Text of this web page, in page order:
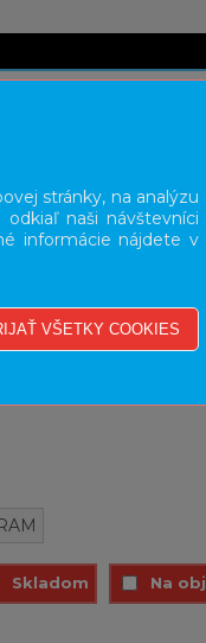
FIT STUDIO
Skladom Na
stránky, na analýzu
naši návštevníci
informácie nájdete v